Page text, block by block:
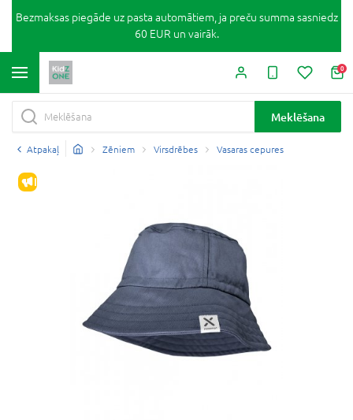
Bezmaksas piegāde uz pasta automātiem, ja preču summa sasniedz
60 EUR un vairāk.
0
Meklēšana
Atpakaļ Zēniem Virsdrēbes Vasaras cepures
IZPĀRDOŠANA